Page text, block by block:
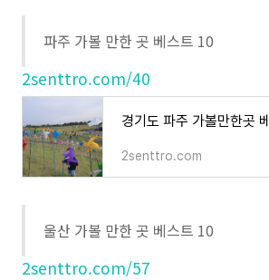
파주 가볼 만한 곳 베스트 10
2senttro.com/40
경기도 파주 가볼만한곳
2senttro.com
울산 가볼 만한 곳 베스트 10
2senttro.com/57